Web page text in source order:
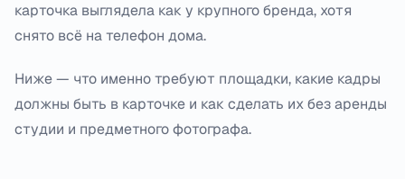
карточка выглядела как у крупного бренда, хотя
снято всё на телефон дома.
Ниже — что именно требуют площадки, какие кадры
должны быть в карточке и как сделать их без аренды
студии и предметного фотографа.